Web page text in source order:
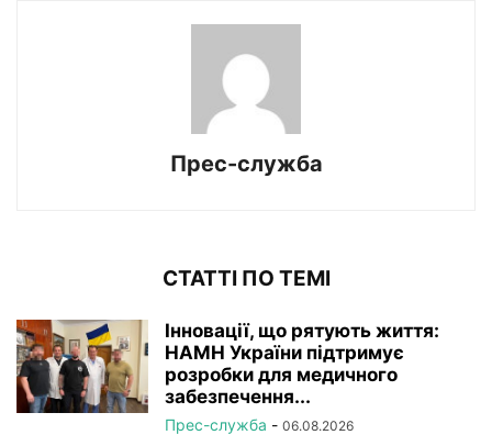
Прес-служба
СТАТТІ ПО ТЕМІ
Інновації, що рятують життя:
НАМН України підтримує
розробки для медичного
забезпечення...
Прес-служба - 06.08.2026